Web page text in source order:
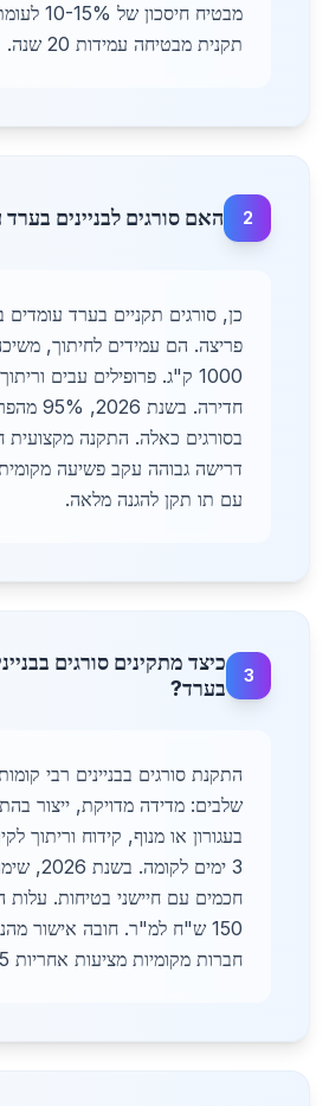
מבטיח
תקנית מבטיחה עמידות 20 שנה.
2 האם סורגים לבניינים
פריצה. הם עמידים לחיתוך,
1000 ק"ג. פרופילים עבים
חדירה.
בסורגים כאלה. התקנה מקצועית
דרישה גבוהה עקב פשיעה
עם תו תקן להגנה מלאה.
3
כיצד מתקינים סורגים
בערד?
התקנת סורגים בבניינים רבי
שלבים: מדידה מדויקת, ייצור
3 ימים
150 ש"ח למ"ר. חובה אישור
חברות מקומיות מציעות אחריות 5 שנים.